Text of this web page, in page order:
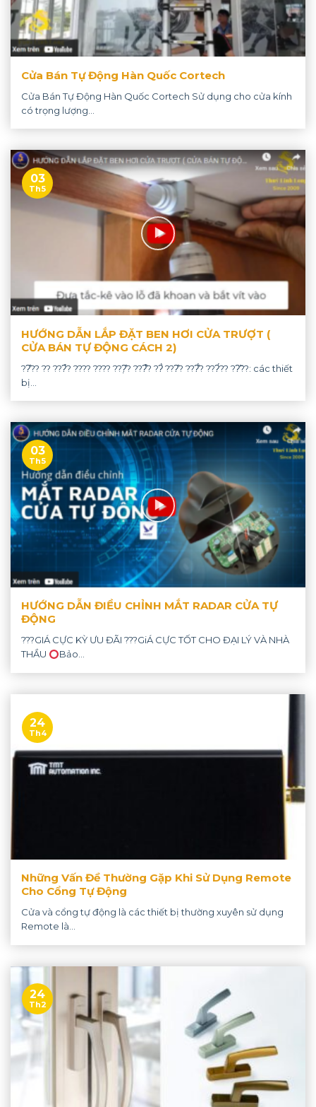
Cửa Bán Tự Động Hàn Quốc Cortech
Cửa Bán Tự Động Hàn Quốc Cortech Sử dụng cho cửa kính
có trọng lượng...
HƯỚNG DẪN LẮP ĐẶT BEN HƠI CỬA TRƯỢT (
CỬA BÁN TỰ ĐỘNG CÁCH 2)
??̂?? ?? ???̉? ???? ???? ???̣̂? ???̂̉? ??̀ ???̂? ???̂́? ???́?? ??̃??: các thiết
bị...
03
Th5
HƯỚNG DẪN ĐIỀU CHỈNH MẮT RADAR CỬA TỰ
ĐỘNG
???GIÁ CỰC KỲ ƯU ĐÃI ???GiÁ CỰC TỐT CHO ĐẠI LÝ VÀ NHÀ
THẦU
Bảo...
03
Th5
Những Vấn Đề Thường Gặp Khi Sử Dụng Remote
Cho Cổng Tự Động
Cửa và cổng tự động là các thiết bị thường xuyên sử dụng
Remote là...
24
Th4
24
Th2